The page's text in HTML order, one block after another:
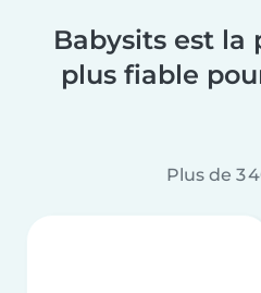
Babysits est la
plus fiable
Plus de 3